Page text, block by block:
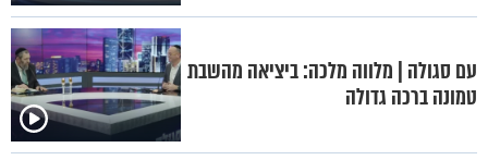
עם סגולה | מלווה מלכה: ביציאה מהשבת
טמונה ברכה גדולה